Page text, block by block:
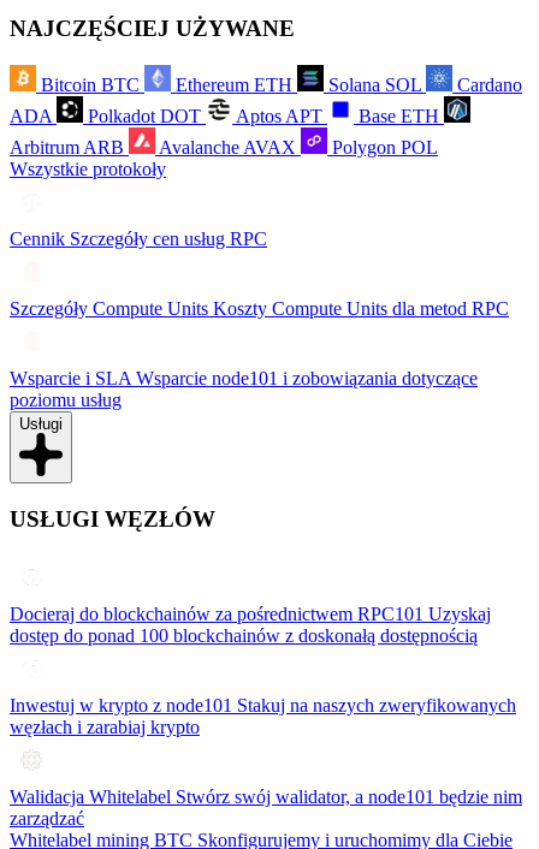
NAJCZĘŚCIEJ UŻYWANE
Bitcoin BTC Ethereum ETH Solana SOL
Cardano
ADA
Polkadot DOT Aptos APT Base ETH
Arbitrum ARB Avalanche AVAX Polygon POL
Wszystkie protokoły
Cennik Szczegóły cen usług RPC
Szczegóły Compute Units Koszty Compute Units dla metod RPC
Wsparcie i SLA Wsparcie node101 i zobowiązania dotyczące
poziomu usług
Usługi
USŁUGI WĘZŁÓW
Docieraj do blockchainów za pośrednictwem RPC101 Uzyskaj
dostęp do ponad 100 blockchainów z doskonałą dostępnością
Inwestuj w krypto z node101 Stakuj na naszych zweryfikowanych
węzłach i zarabiaj krypto
Walidacja Whitelabel Stwórz swój walidator, a node101 będzie nim
zarządzać
Whitelabel mining BTC Skonfigurujemy i uruchomimy dla Ciebie